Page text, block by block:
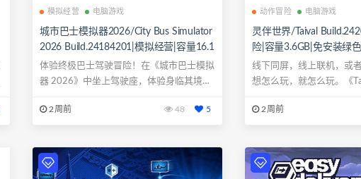
模拟经营 电脑游戏
城市巴士模拟器2026/City Bus Simulator
2026 Build.24184201|模拟经营|容量16.1
GB|免安装绿色中文版|支持键盘.鼠标.手
柄
体验终极巴士驾驶冒险！在《城市巴士模拟
器 2026》中坐上驾驶座，体验身临其境、
2周前 48 5
动作冒险 电脑游戏
灵伴世界/Taival
险|容量3.6GB|免安装绿
盘.鼠标.手柄
线下同屏，线上联机，或
想怎么玩，就怎么玩。《
2周前